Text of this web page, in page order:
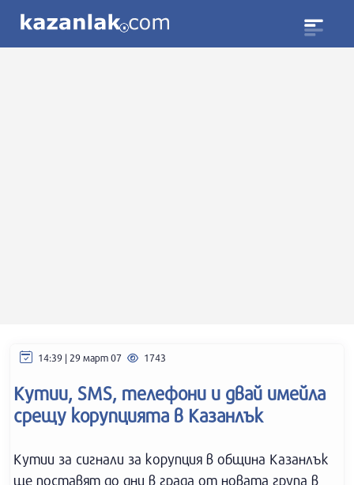
14:39 | 29 март 07 1743
Кутии, SMS, телефони и двай имейла
срещу корупцията в Казанлък
Кутии за сигнали за корупция в община Казанлък
ще поставят до дни в града от новата група в